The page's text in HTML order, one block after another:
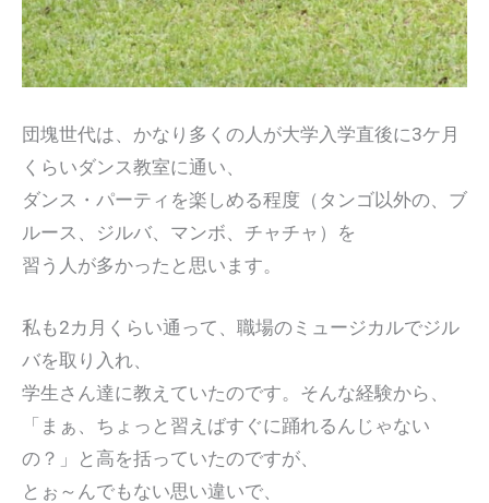
団塊世代は、かなり多くの人が大学入学直後に3ケ月
くらいダンス教室に通い、
ダンス・パーティを楽しめる程度（タンゴ以外の、ブ
ルース、ジルバ、マンボ、チャチャ）を
習う人が多かったと思います。
私も2カ月くらい通って、職場のミュージカルでジル
バを取り入れ、
学生さん達に教えていたのです。そんな経験から、
「まぁ、ちょっと習えばすぐに踊れるんじゃない
の？」と高を括っていたのですが、
とぉ～んでもない思い違いで、